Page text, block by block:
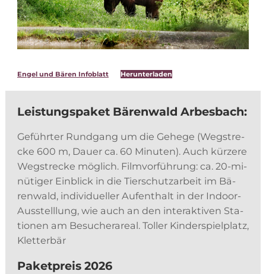
En­gel und Bären In­fo­blatt Her­un­ter­la­den
Leis­tungs­pa­ket Bä­ren­wald Arbesbach:
Ge­führ­ter Rund­gang um die Ge­he­ge (Weg­stre­
cke 600 m, Dau­er ca. 60 Mi­nu­ten). Auch kür­ze­re
Weg­stre­cke mög­lich. Film­vor­füh­rung: ca. 20-mi­
nü­ti­ger Ein­blick in die Tier­schutz­ar­beit im Bä­
ren­wald, in­di­vi­du­el­ler Auf­ent­halt in der In­door-
Aus­stell­lung, wie auch an den in­ter­ak­ti­ven Sta­
tio­nen am Be­su­cher­are­al. Tol­ler Kin­der­spiel­platz,
Kletterbär
Pa­ket­preis 2026